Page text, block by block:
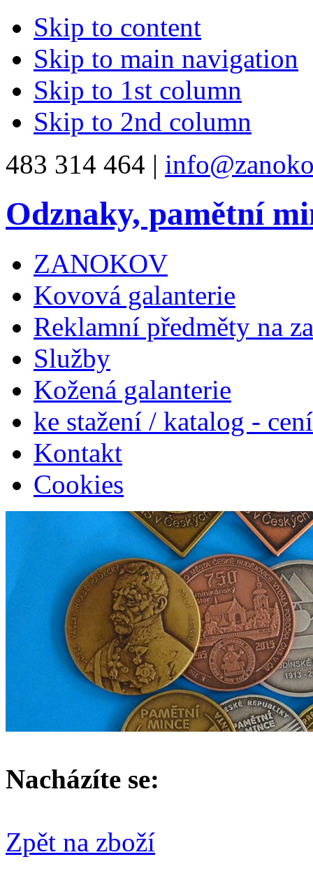
Skip to content
Skip to main navigation
Skip to 1st column
Skip to 2nd column
483 314 464 |
Odznaky, pamětní
ZANOKOV
Kovová galanterie
Reklamní předměty na
Služby
Kožená galanterie
ke stažení / katalog -
Kontakt
Cookies
Nacházíte se:
Zpět na zboží